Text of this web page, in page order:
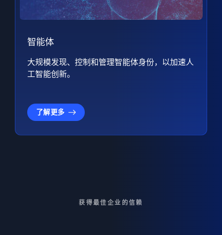
智能体
大规模发现、控制和管理智能体身份，以加速人
工智能创新。
了解更多
获得最佳企业的信赖